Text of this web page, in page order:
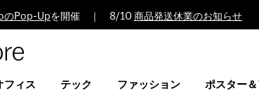
のPop-Upを開催 ｜ 8/10 商品発送休業のお知らせ
Design
フィス テック ファッション ポスター